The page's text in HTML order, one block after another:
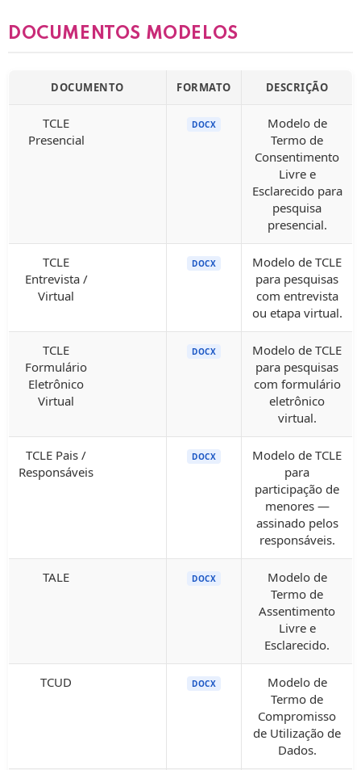
DOCUMENTOS MODELOS
DOCUMENTO FORMATO DESCRIÇÃO
TCLE
Presencial
DOCX
Modelo de
Termo de
Consentimento
Livre e
Esclarecido para
pesquisa
presencial.
TCLE
Entrevista /
Virtual
DOCX
Modelo de TCLE
para pesquisas
com entrevista
ou etapa virtual.
TCLE
Formulário
Eletrônico
Virtual
DOCX
Modelo de TCLE
para pesquisas
com formulário
eletrônico
virtual.
TCLE Pais /
Responsáveis
DOCX
Modelo de TCLE
para
participação de
menores —
assinado pelos
responsáveis.
TALE DOCX
Modelo de
Termo de
Assentimento
Livre e
Esclarecido.
TCUD DOCX
Modelo de
Termo de
Compromisso
de Utilização de
Dados.